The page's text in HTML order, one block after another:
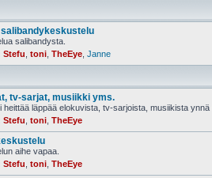
salibandysta.
Stefu toni TheEye Janne
tv-sarjat, musiikki yms.
heittää läppää elokuvista, tv-sarjoista, musiikista ynnä
Stefu toni TheEye
aihe vapaa.
Stefu toni TheEye